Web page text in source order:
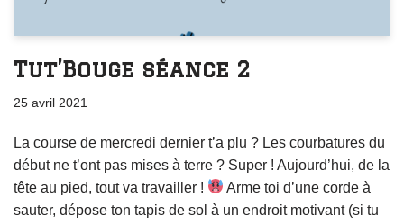
Tut’Bouge séance 2
25 avril 2021
La course de mercredi dernier t’a plu ? Les courbatures du
début ne t’ont pas mises à terre ? Super ! Aujourd’hui, de la
tête au pied, tout va travailler !
Arme toi d’une corde à
sauter, dépose ton tapis de sol à un endroit motivant (si tu